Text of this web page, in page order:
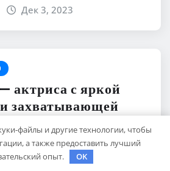
Дек 3, 2023
актриса с яркой
захватывающей
— узнайте все о
Дек 3, 2023
файлы и другие технологии, чтобы
а также предоставить лучший
опыт.
OK